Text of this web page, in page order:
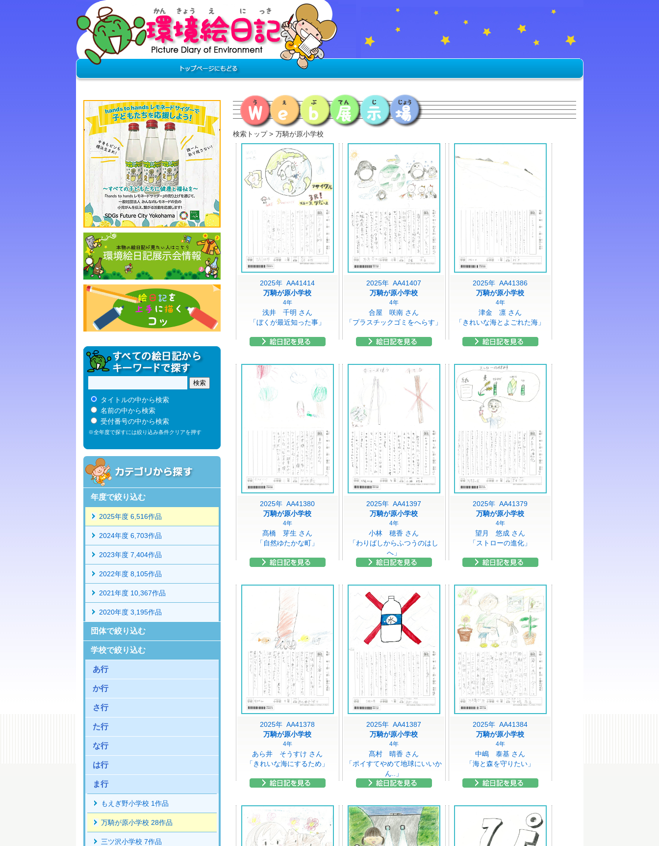
検索トップ 万騎が原小学校
2025年 AA41414
万騎が原小学校
4年
浅井 千明 さん
「ぼくが最近知った事」
2025年 AA41407
万騎が原小学校
4年
合屋 咲南 さん
「プラスチックゴミをへらす」
2025年 AA41386
万騎が原小学校
4年
津金 凛 さん
「きれいな海とよごれた海」
2025年 AA41380
万騎が原小学校
4年
髙橋 芽生 さん
「自然ゆたかな町」
2025年 AA41397
万騎が原小学校
4年
小林 穂香 さん
「わりばしからふつうのはし
へ」
2025年 AA41379
万騎が原小学校
4年
望月 悠成 さん
「ストローの進化」
2025年 AA41378
万騎が原小学校
4年
あら井 そうすけ さん
「きれいな海にするため」
2025年 AA41387
万騎が原小学校
4年
髙村 晴香 さん
「ポイすてやめて地球にいいか
ん..」
2025年 AA41384
万騎が原小学校
4年
中嶋 泰基 さん
「海と森を守りたい」
タイトルの中から検索
名前の中から検索
受付番号の中から検索
※全年度で探すには絞り込み条件クリアを押す
年度で絞り込む
2025年度 6,516作品
2024年度 6,703作品
2023年度 7,404作品
2022年度 8,105作品
2021年度 10,367作品
2020年度 3,195作品
団体で絞り込む
学校で絞り込む
あ行
か行
さ行
た行
な行
は行
ま行
もえぎ野小学校 1作品
万騎が原小学校 28作品
三ツ沢小学校 7作品